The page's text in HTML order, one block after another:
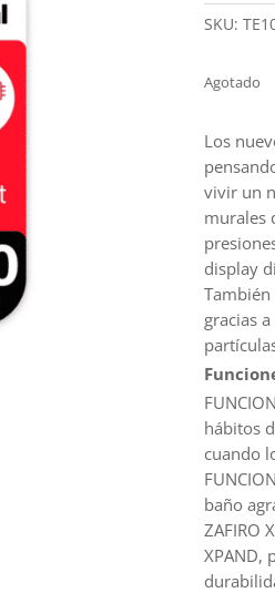
SKU:
Agotado
Los
vivir un
murales
display
gracias
hábitos
cuando
baño
ZAFIRO
XPAND,